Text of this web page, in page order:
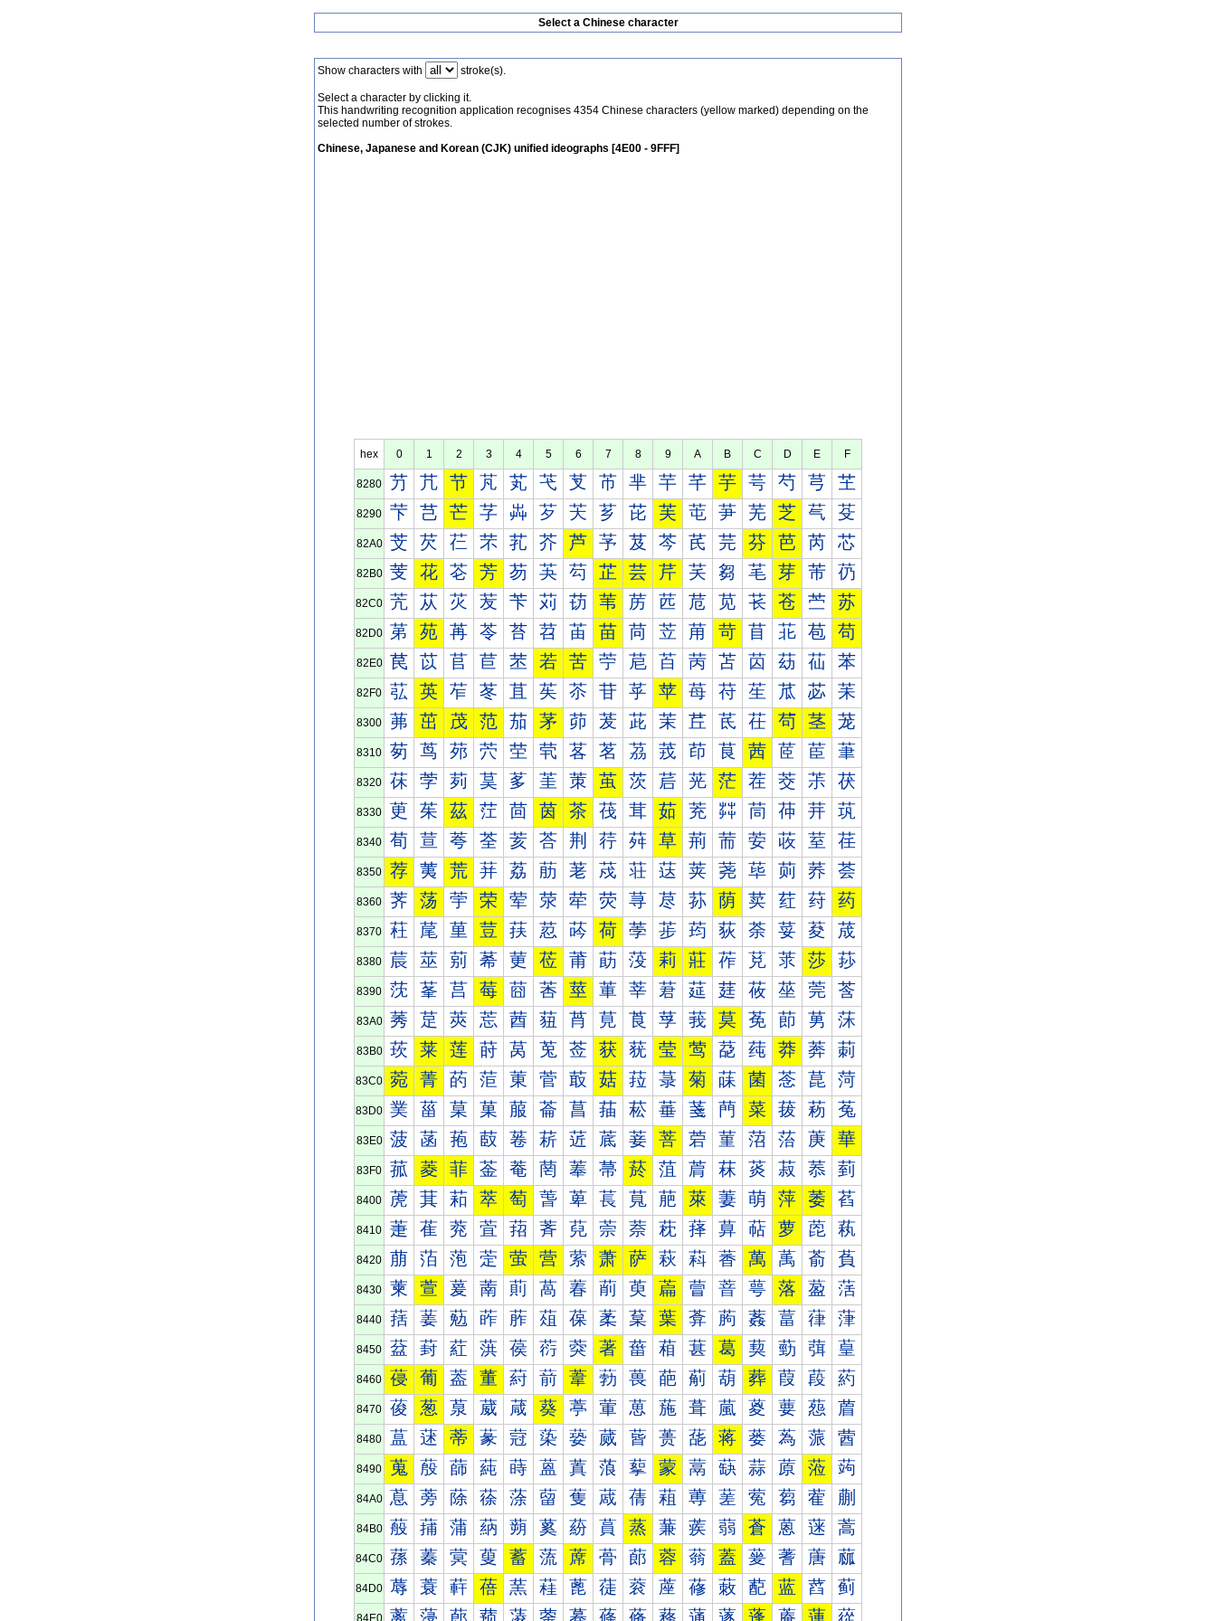
Select a Chinese character
Show characters with stroke(s).
Select a character by clicking it.
This handwriting recognition application recognises 4354 Chinese characters (yellow marked) depending on the
selected number of strokes.
Chinese, Japanese and Korean (CJK) unified ideographs [4E00 - 9FFF]
hex 0 1 2 3 4 5 6 7 8 9 A B C D E F
8280 芀 芁 节 芃 芄 芅 芆 芇 芈 芉 芊 芋 芌 芍 芎 芏
8290 芐 芑 芒 芓 芔 芕 芖 芗 芘 芙 芚 芛 芜 芝 芞 芟
82A0 芠 芡 芢 芣 芤 芥 芦 芧 芨 芩 芪 芫 芬 芭 芮 芯
82B0 芰 花 芲 芳 芴 芵 芶 芷 芸 芹 芺 芻 芼 芽 芾 芿
82C0 苀 苁 苂 苃 苄 苅 苆 苇 苈 苉 苊 苋 苌 苍 苎 苏
82D0 苐 苑 苒 苓 苔 苕 苖 苗 苘 苙 苚 苛 苜 苝 苞 苟
82E0 苠 苡 苢 苣 苤 若 苦 苧 苨 苩 苪 苫 苬 苭 苮 苯
82F0 苰 英 苲 苳 苴 苵 苶 苷 苸 苹 苺 苻 苼 苽 苾 苿
8300 茀 茁 茂 范 茄 茅 茆 茇 茈 茉 茊 茋 茌 茍 茎 茏
8310 茐 茑 茒 茓 茔 茕 茖 茗 茘 茙 茚 茛 茜 茝 茞 茟
8320 茠 茡 茢 茣 茤 茥 茦 茧 茨 茩 茪 茫 茬 茭 茮 茯
8330 茰 茱 茲 茳 茴 茵 茶 茷 茸 茹 茺 茻 茼 茽 茾 茿
8340 荀 荁 荂 荃 荄 荅 荆 荇 荈 草 荊 荋 荌 荍 荎 荏
8350 荐 荑 荒 荓 荔 荕 荖 荗 荘 荙 荚 荛 荜 荝 荞 荟
8360 荠 荡 荢 荣 荤 荥 荦 荧 荨 荩 荪 荫 荬 荭 荮 药
8370 荰 荱 荲 荳 荴 荵 荶 荷 荸 荹 荺 荻 荼 荽 荾 荿
8380 莀 莁 莂 莃 莄 莅 莆 莇 莈 莉 莊 莋 莌 莍 莎 莏
8390 莐 莑 莒 莓 莔 莕 莖 莗 莘 莙 莚 莛 莜 莝 莞 莟
83A0 莠 莡 莢 莣 莤 莥 莦 莧 莨 莩 莪 莫 莬 莭 莮 莯
83B0 莰 莱 莲 莳 莴 莵 莶 获 莸 莹 莺 莻 莼 莽 莾 莿
83C0 菀 菁 菂 菃 菄 菅 菆 菇 菈 菉 菊 菋 菌 菍 菎 菏
83D0 菐 菑 菒 菓 菔 菕 菖 菗 菘 菙 菚 菛 菜 菝 菞 菟
83E0 菠 菡 菢 菣 菤 菥 菦 菧 菨 菩 菪 菫 菬 菭 菮 華
83F0 菰 菱 菲 菳 菴 菵 菶 菷 菸 菹 菺 菻 菼 菽 菾 菿
8400 萀 萁 萂 萃 萄 萅 萆 萇 萈 萉 萊 萋 萌 萍 萎 萏
8410 萐 萑 萒 萓 萔 萕 萖 萗 萘 萙 萚 萛 萜 萝 萞 萟
8420 萠 萡 萢 萣 萤 营 萦 萧 萨 萩 萪 萫 萬 萭 萮 萯
8430 萰 萱 萲 萳 萴 萵 萶 萷 萸 萹 萺 萻 萼 落 萾 萿
8440 葀 葁 葂 葃 葄 葅 葆 葇 葈 葉 葊 葋 葌 葍 葎 葏
8450 葐 葑 葒 葓 葔 葕 葖 著 葘 葙 葚 葛 葜 葝 葞 葟
8460 葠 葡 葢 董 葤 葥 葦 葧 葨 葩 葪 葫 葬 葭 葮 葯
8470 葰 葱 葲 葳 葴 葵 葶 葷 葸 葹 葺 葻 葼 葽 葾 葿
8480 蒀 蒁 蒂 蒃 蒄 蒅 蒆 蒇 蒈 蒉 蒊 蒋 蒌 蒍 蒎 蒏
8490 蒐 蒑 蒒 蒓 蒔 蒕 蒖 蒗 蒘 蒙 蒚 蒛 蒜 蒝 蒞 蒟
84A0 蒠 蒡 蒢 蒣 蒤 蒥 蒦 蒧 蒨 蒩 蒪 蒫 蒬 蒭 蒮 蒯
84B0 蒰 蒱 蒲 蒳 蒴 蒵 蒶 蒷 蒸 蒹 蒺 蒻 蒼 蒽 蒾 蒿
84C0 蓀 蓁 蓂 蓃 蓄 蓅 蓆 蓇 蓈 蓉 蓊 蓋 蓌 蓍 蓎 蓏
84D0 蓐 蓑 蓒 蓓 蓔 蓕 蓖 蓗 蓘 蓙 蓚 蓛 蓜 蓝 蓞 蓟
84E0 蓠 蓡 蓢 蓣 蓤 蓥 蓦 蓧 蓨 蓩 蓪 蓫 蓬 蓭 蓮 蓯